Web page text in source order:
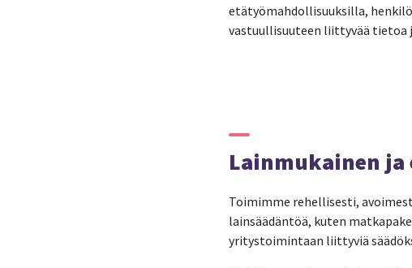
etätyömahdollisuuksilla,
vastuullisuuteen liittyvää tietoa
Lainmukainen
Toimimme rehellisesti,
lainsäädäntöä, kuten
yritystoimintaan liittyviä